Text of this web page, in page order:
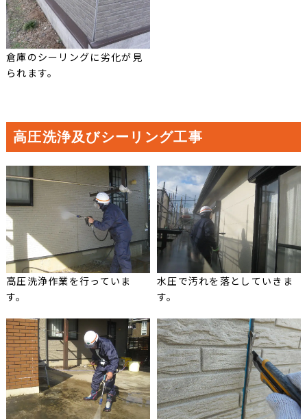
倉庫のシーリングに劣化が見
られます。
高圧洗浄及びシーリング工事
高圧洗浄作業を行っていま
す。
水圧で汚れを落としていきま
す。